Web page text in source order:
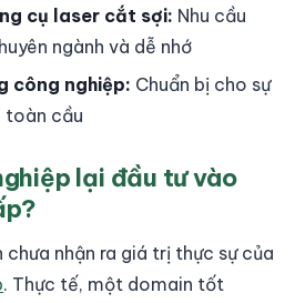
cụ laser cắt sợi: Nhu cầu
ngành và dễ nhớ
công nghiệp: Chuẩn bị cho sự
toàn cầu
lại đầu tư vào
chưa nhận ra giá trị thực sự của
. Thực tế, một domain tốt